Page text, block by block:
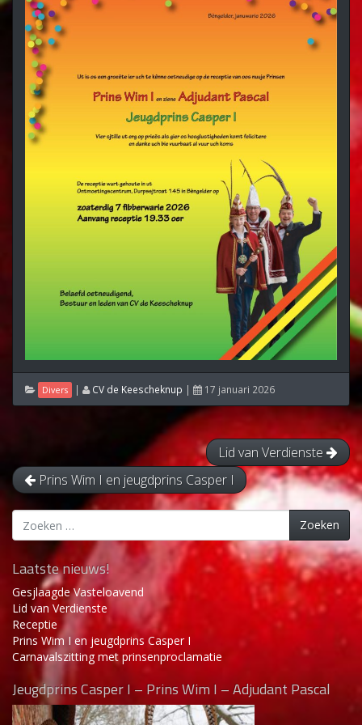
Divers | CV de Keescheknup | 17 januari 2026
Lid van Verdienste
Prins Wim I en jeugdprins Casper I
Zoeken
naar:
Zoeken
Laatste nieuws!
Gesjlaagde Vasteloavend
Lid van Verdienste
Receptie
Prins Wim I en jeugdprins Casper I
Carnavalszitting met prinsenproclamatie
Jeugdprins Casper I – Prins Wim I – Adjudant Pascal